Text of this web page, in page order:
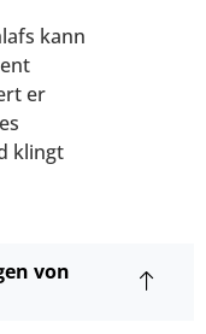
kann
er
klingt
von